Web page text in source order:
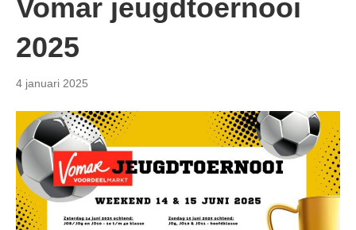
Vomar jeugdtoernooi
2025
4 januari 2025